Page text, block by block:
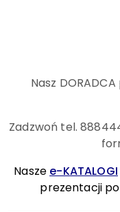
Nasz
Zadzwoń tel.
Nasze e-KATALOGI
prezentacji